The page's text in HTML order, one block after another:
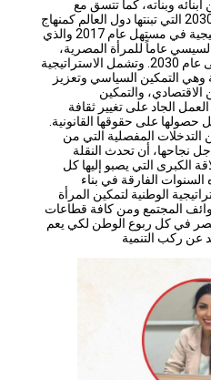
وبناته، كما تتسق مع
التنمية المستدامة لعام 2030 التي تبنتها دول العالم كمنهاج
تنموى متكامل. وتصدر الاستراتيجية في مستهل عام 2017 والذي
عاماً للمرأة المصرية،
ويمتد الأفق الزمني لتنفيذها حتى عام 2030. وتشمل الاستراتيجية
السياسي وتعزيز
والتمكين
على تغيير ثقافة
على حقوقها القانونية.
المفصلية التي من
أن تحدث النقلة
التي يصبو إليها كل
في بناء
لتمكين المرأة
ومن كافة قطاعات
كل ربوع الوطن لكي يعم
التنمية